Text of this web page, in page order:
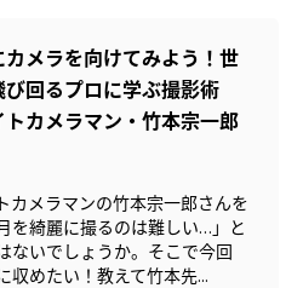
カメラを向けてみよう！世
び回るプロに学ぶ撮影術
トカメラマン・竹本宗一郎
カメラマンの竹本宗一郎さんを
を綺麗に撮るのは難しい…」と
ないでしょうか。そこで今回
収めたい！教えて竹本先...